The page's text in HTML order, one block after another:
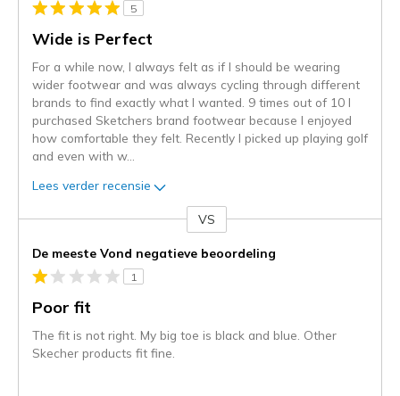
5
Wide is Perfect
For a while now, I always felt as if I should be wearing
wider footwear and was always cycling through different
brands to find exactly what I wanted. 9 times out of 10 I
purchased Sketchers brand footwear because I enjoyed
how comfortable they felt. Recently I picked up playing golf
and even with w...
Lees verder recensie
content
wordt
momenteel
gemigreerd
niejee
VS
De meeste Vond negatieve beoordeling
1
Poor fit
The fit is not right. My big toe is black and blue. Other
Skecher products fit fine.